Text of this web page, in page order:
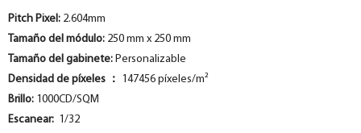
Pitch Pixel: 2.604mm
Tamaño del módulo: 250 mm x 250 mm
Tamaño del gabinete: Personalizable
Densidad de píxeles ：
147456 píxeles/m²
Brillo: 1000CD/SQM
Escanear: 1/32